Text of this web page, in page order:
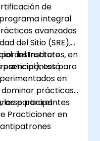
de
integral
avanzadas
del Sitio (SRE),
del Instituto
participantes para
instructores, en
está
en
dominar prácticas
para el
Practicioner en
los participantes